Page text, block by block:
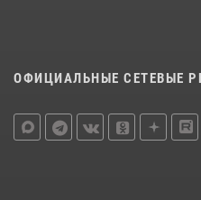
ОФИЦИАЛЬНЫЕ СЕТЕВЫЕ